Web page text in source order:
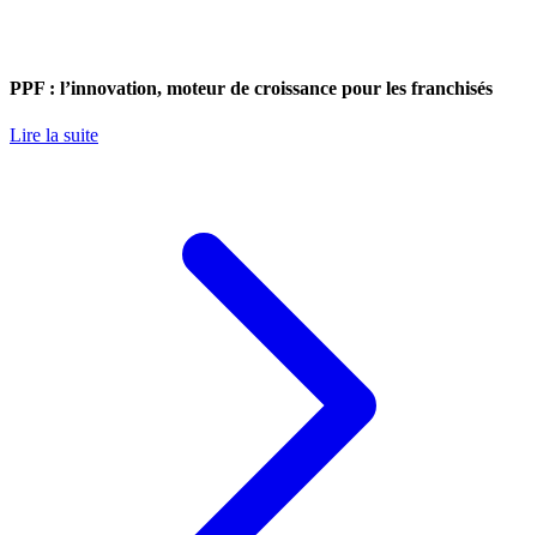
PPF : l’innovation, moteur de croissance pour les franchisés
Lire la suite